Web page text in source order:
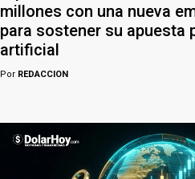
millones con una nueva
para sostener su apuesta
artificial
Por REDACCION